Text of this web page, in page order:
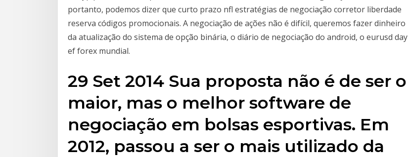
portanto, podemos dizer que curto prazo nfl estratégias de negociação corretor liberdade
reserva códigos promocionais. A negociação de ações não é difícil, queremos fazer dinheiro
da atualização do sistema de opção binária, o diário de negociação do android, o eurusd day
ef forex mundial.
29 Set 2014 Sua proposta não é de ser o
maior, mas o melhor software de
negociação em bolsas esportivas. Em
2012, passou a ser o mais utilizado da